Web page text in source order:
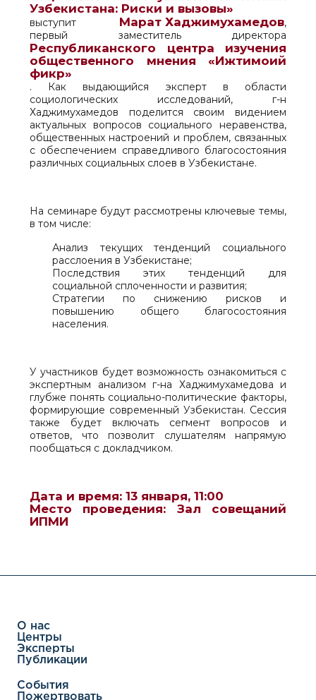
Узбекистана: Риски и вызовы»
выступит Марат Хаджимухамедов,
первый заместитель директора
Республиканского центра изучения
общественного мнения «Ижтимоий
фикр»
. Как выдающийся эксперт в области
социологических исследований, г-н
Хаджимухамедов поделится своим видением
актуальных вопросов социального неравенства,
общественных настроений и проблем, связанных
с обеспечением справедливого благосостояния
различных социальных слоев в Узбекистане.
На семинаре будут рассмотрены ключевые темы,
в том числе:
Анализ текущих тенденций социального
расслоения в Узбекистане;
Последствия этих тенденций для
социальной сплоченности и развития;
Стратегии по снижению рисков и
повышению общего благосостояния
населения.
У участников будет возможность ознакомиться с
экспертным анализом г-на Хаджимухамедова и
глубже понять социально-политические факторы,
формирующие современный Узбекистан. Сессия
также будет включать сегмент вопросов и
ответов, что позволит слушателям напрямую
пообщаться с докладчиком.
Дата и время: 13 января, 11:00
Место проведения: Зал совещаний
ИПМИ
О нас
Центры
Эксперты
Публикации
События
Пожертвовать